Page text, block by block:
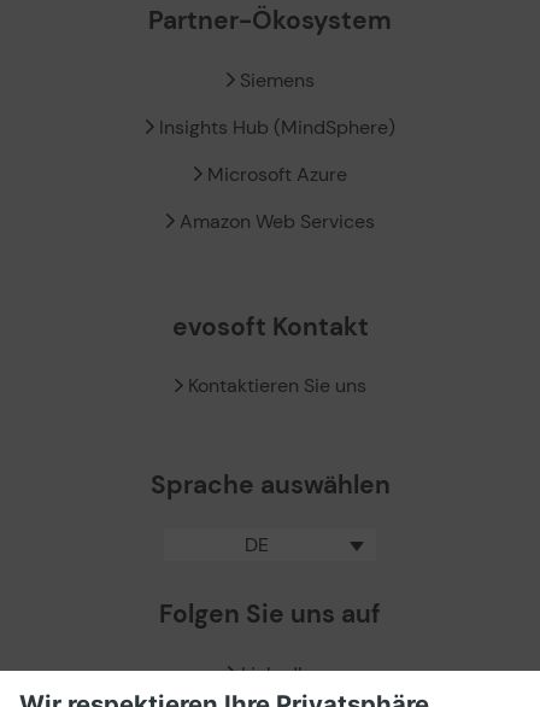
Partner-Ökosystem
Siemens
Insights Hub (MindSphere)
Microsoft Azure
Amazon Web Services
evosoft Kontakt
Kontaktieren Sie uns
Sprache auswählen
DE
Folgen Sie uns auf
LinkedIn